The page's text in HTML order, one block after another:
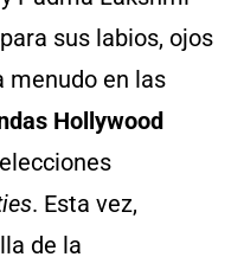
sus labios, ojos
menudo en las
Hollywood
. Esta vez,
de la